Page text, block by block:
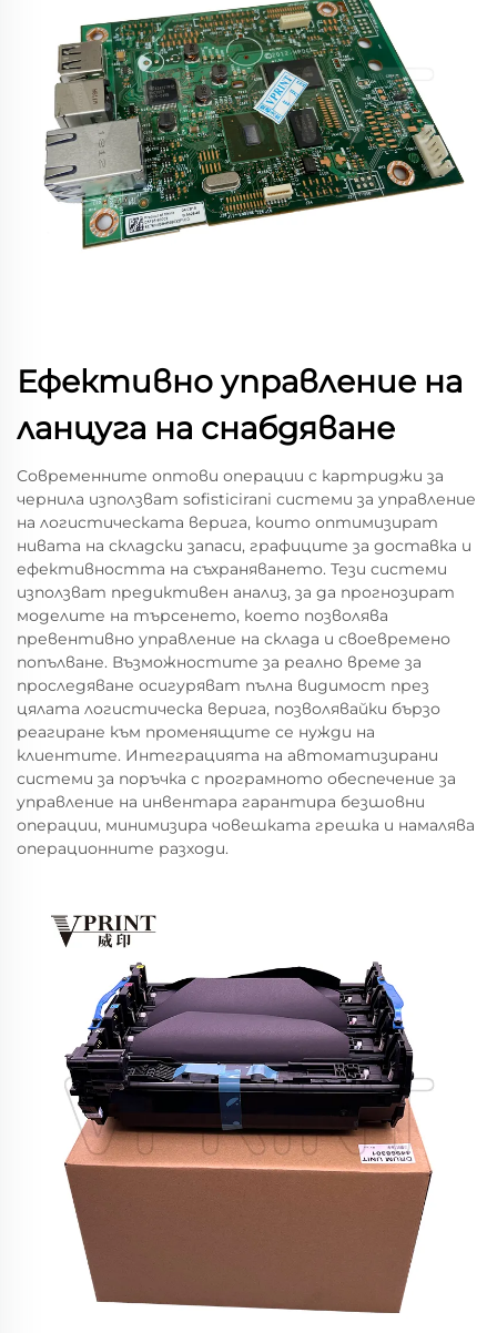
Ефективно управление на
ланцуга на снабдяване
Современните оптови операции с картриджи за
чернила използват sofisticirani системи за управление
на логистическата верига, които оптимизират
нивата на складски запаси, графиците за доставка и
ефективността на съхраняването. Тези системи
използват предиктивен анализ, за да прогнозират
моделите на търсенето, което позволява
превентивно управление на склада и своевремено
попълване. Възможностите за реално време за
проследяване осигуряват пълна видимост през
цялата логистическа верига, позволявайки бързо
реагиране към променящите се нужди на
клиентите. Интеграцията на автоматизирани
системи за поръчка с програмното обеспечение за
управление на инвентара гарантира безшовни
операции, минимизира човешката грешка и намалява
операционните разходи.